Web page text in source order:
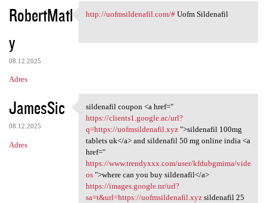
RobertMatl
y
08.12.2025
Adres
http://uofmsildenafil.com/#
http://uofmsildenafil.com/#Uofm Sildenafil
JamesSic
08.12.2025
Adres
sildenafil coupon <a href="
sildenafil coupon <a href="
https://clients1.google.ac/url?
q=https://uofmsildenafil.xyz">sildenafil 100mg
tablets uk</a> and sildenafil 50 mg online india <a
href="
https://www.trendyxxx.com/user/kfdubgmima/vide
os">where can you buy sildenafil</a>
https://images.google.nr/url?
sa=t&url=https://uofmsildenafil.xyzsildenafil 25